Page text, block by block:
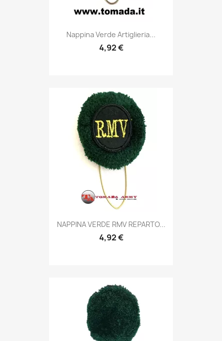
Anteprima
Nappina Verde Artiglieria...
4,92 €
Anteprima
NAPPINA VERDE RMV REPARTO...
4,92 €